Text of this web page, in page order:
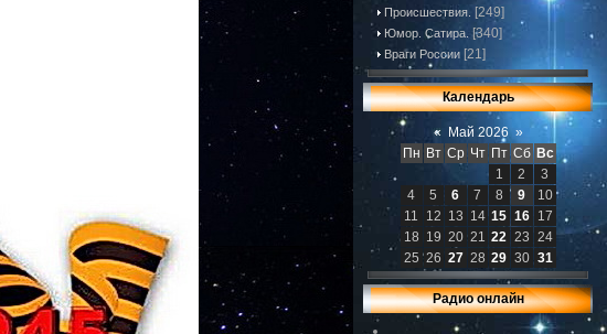
Происшествия. [249]
Юмор. Сатира. [340]
Враги России [21]
Календарь
« Май 2026 »
Пн Вт Ср Чт Пт Сб Вс
1
2
3
4
5 6 7 8 9
10
11
12 13 14 15 16
17
18 19 20 21 22 23 24
25 26 27 28 29 30 31
Радио онлайн